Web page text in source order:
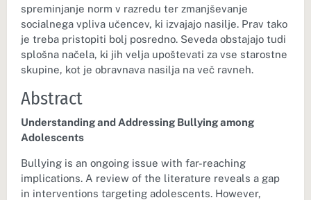
spreminjanje norm v razredu ter zmanjševanje
socialnega vpliva učencev, ki izvajajo nasilje. Prav tako
je treba pristopiti bolj posredno. Seveda obstajajo tudi
splošna načela, ki jih velja upoštevati za vse starostne
skupine, kot je obravnava nasilja na več ravneh.
Abstract
Understanding and Addressing Bullying among
Adolescents
Bullying is an ongoing issue with far-reaching
implications. A review of the literature reveals a gap
in interventions targeting adolescents. However,